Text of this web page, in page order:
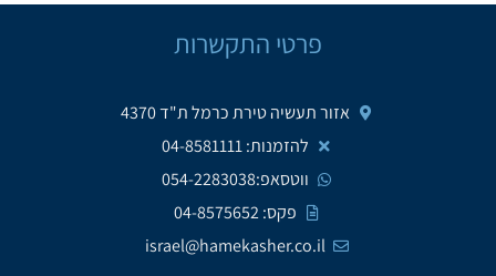
פרטי התקשרות
אזור תעשיה טירת כרמל ת"ד 4370
להזמנות: 04-8581111
ווטסאפ:054-2283038
פקס: 04-8575652
israel@hamekasher.co.il